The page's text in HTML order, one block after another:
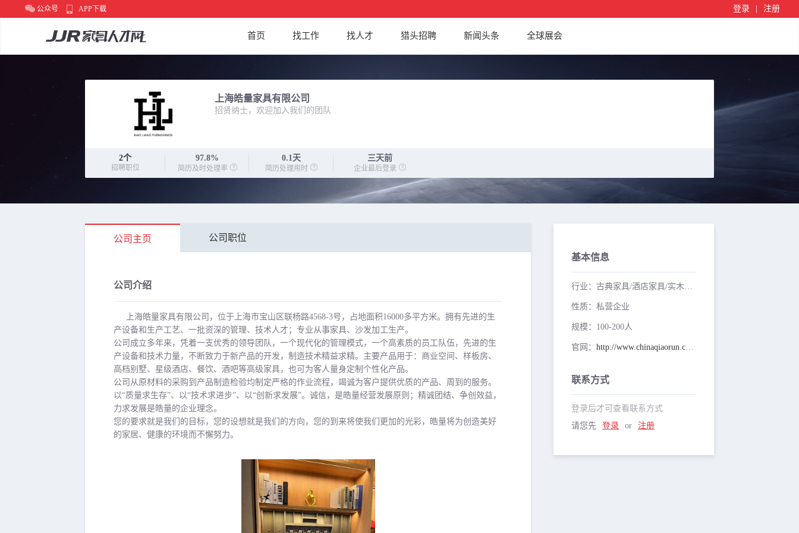
公众号 APP下载 登录 注册
首页 找工作 找人才 猎头招聘 新闻头条 全球展会
上海皓量家具有限公司
招贤纳士，欢迎加入我们的团队
2个
招聘职位
97.8%
简历及时处理率
0.1天
简历处理用时
三天前
企业最后登录
公司主页 公司职位
公司介绍
上海皓量家具有限公司，位于上海市宝山区联杨路4568-3号，占地面积16000多平方米。拥有先进的生
产设备和生产工艺、一批资深的管理、技术人才；专业从事家具、沙发加工生产。
公司成立多年来，凭着一支优秀的领导团队，一个现代化的管理模式，一个高素质的员工队伍，先进的生
产设备和技术力量，不断致力于新产品的开发，制造技术精益求精。主要产品用于：商业空间、样板房、
高档别墅、星级酒店、餐饮、酒吧等高级家具，也可为客人量身定制个性化产品。
公司从原材料的采购到产品制造检验均制定严格的作业流程，竭诚为客户提供优质的产品、周到的服务。
以“质量求生存”、以“技术求进步”、以“创新求发展”。诚信，是皓量经营发展原则；精诚团结、争创效益，
力求发展是皓量的企业理念。
您的要求就是我们的目标，您的设想就是我们的方向，您的到来将使我们更加的光彩，皓量将为创造美好
的家居、健康的环境而不懈努力。
基本信息
行业：古典家具/酒店家具/实木家具/红木家具,户外家具/藤家具/竹家具,办公家具/公共/学校/医院/实验室家具
性质：私营企业
规模：100-200人
官网： http://www.chinaqiaorun.com/cn/index/index.asp
联系方式
登录后才可查看联系方式
请您先
登录 or 注册